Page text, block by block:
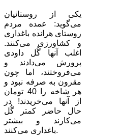
یکی از روستائیان
می‌گوید:‌ عمده مردم
روستای هرانده باغداری
و کشاورزی می‌کنند.
اغلب آنها گُل داودی
پرورش می‌دادند و
می‌فروختند، اما چون
مقرون به صرفه نبود و
هر شاخه را 40 تومان
از آنها می‌خریدند! در
حال حاضر کمتر گُل
می‌کارند و بیشتر
باغداری می‌کنند.